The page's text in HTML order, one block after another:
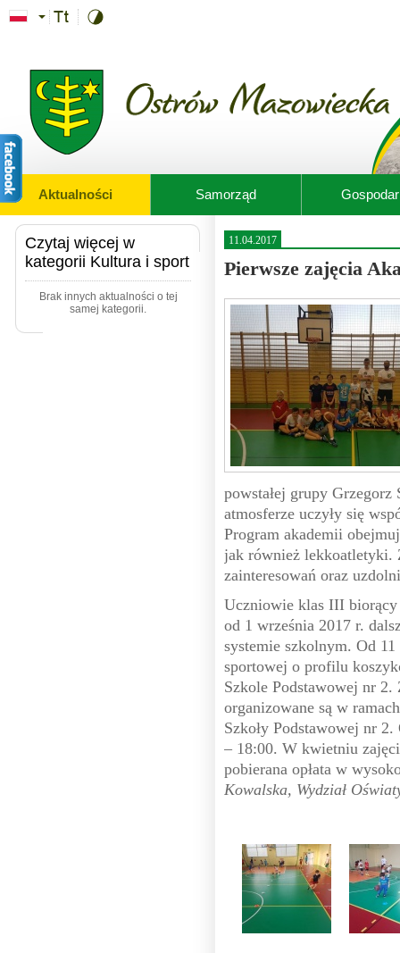
Przejdź do treści
Aktualności Samorząd
Czytaj więcej w
kategorii Kultura i sport
Brak innych aktualności o tej
samej kategorii.
11.04.2017
Pierwsze zajęcia
powstałej grupy
atmosferze uczyły się
Program akademii
jak również lekkoatletyki.
zainteresowań oraz
Uczniowie klas III biorący
od 1 września 2017 r.
systemie szkolnym. Od
sportowej o profilu
Szkole Podstawowej nr
organizowane są w
Szkoły Podstawowej nr
– 18:00. W kwietniu
pobierana opłata w
Kowalska, Wydział